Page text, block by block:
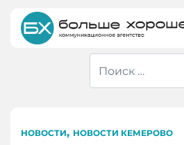
content
НОВОСТИ, НОВОСТИ КЕМЕРОВО